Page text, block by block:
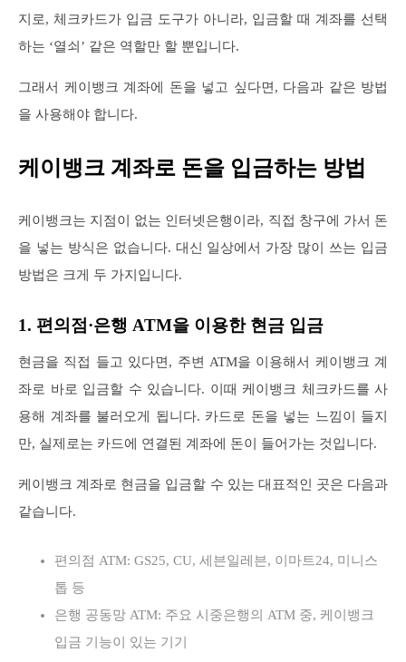
지로, 체크카드가 입금 도구가 아니라, 입금할 때 계좌를 선택
하는 ‘열쇠’ 같은 역할만 할 뿐입니다.
그래서 케이뱅크 계좌에 돈을 넣고 싶다면, 다음과 같은 방법
을 사용해야 합니다.
케이뱅크 계좌로 돈을 입금하는 방법
케이뱅크는 지점이 없는 인터넷은행이라, 직접 창구에 가서 돈
을 넣는 방식은 없습니다. 대신 일상에서 가장 많이 쓰는 입금
방법은 크게 두 가지입니다.
1. 편의점·은행 ATM을 이용한 현금 입금
현금을 직접 들고 있다면, 주변 ATM을 이용해서 케이뱅크 계
좌로 바로 입금할 수 있습니다. 이때 케이뱅크 체크카드를 사
용해 계좌를 불러오게 됩니다. 카드로 돈을 넣는 느낌이 들지
만, 실제로는 카드에 연결된 계좌에 돈이 들어가는 것입니다.
케이뱅크 계좌로 현금을 입금할 수 있는 대표적인 곳은 다음과
같습니다.
편의점 ATM: GS25, CU, 세븐일레븐, 이마트24, 미니스
톱 등
은행 공동망 ATM: 주요 시중은행의 ATM 중, 케이뱅크
입금 기능이 있는 기기